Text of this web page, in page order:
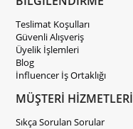
Teslimat Koşulları
Güvenli Alışveriş
Üyelik İşlemleri
Blog
İnfluencer İş Ortaklığı
MÜŞTERİ HİZMETLERİ
Sıkça Sorulan Sorular